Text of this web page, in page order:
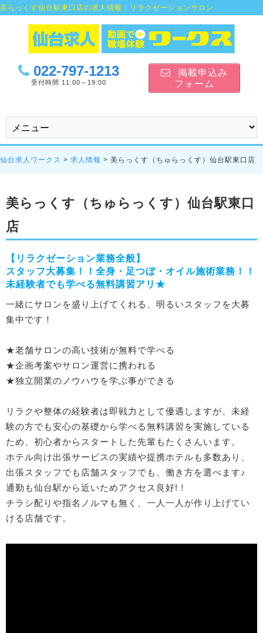
美らっくす仙台駅東口店の求人情報｜リラクゼーションサロン
022-797-1213
受付時間 11:00～19:00
掲載申込み
フォーム
仙台求人ワークス > 求人情報 > 美らっくす（ちゅらっくす）仙台駅東口店
美らっくす（ちゅらっくす）仙台駅東口
店
【リラクゼーション業務全般】
スタッフ大募集！！全身・足つぼ・オイル施術業務！！
未経験者でも学べる無料講習アリ★
一緒にサロンを盛り上げてくれる、明るいスタッフを大募
集中です！
★老舗サロンの高い技術が無料で学べる
★企画考案やサロン運営に携われる
★独立開業のノウハウを学ぶ事ができる
リラクや整体の経験者は即戦力として優遇しますが、未経
験の方でも安心の基礎から学べる無料講習を実施している
ため、初心者からスタートした先輩もたくさんいます。
ホテル向け出張サービスの実績や提携ホテルも多数あり、
出張スタッフでも店舗スタッフでも、働き方を選べます♪
通勤も仙台駅から近いためアクセス良好!！
チラシ配りや指名ノルマも無く、一人一人が作り上げてい
ける店舗です。